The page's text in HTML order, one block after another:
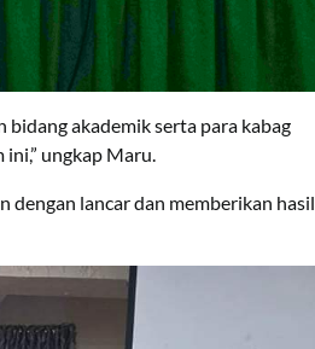
bidang akademik serta para kabag
ungkap Maru.
lancar dan memberikan hasil